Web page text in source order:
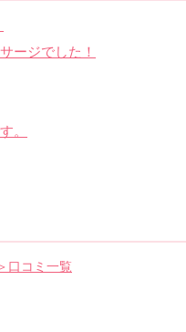
ージでした！
。
口コミ一覧